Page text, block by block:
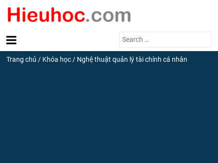
Search
Trang chủ / Khóa học / Nghệ thuật quản lý tài chính cá nhân